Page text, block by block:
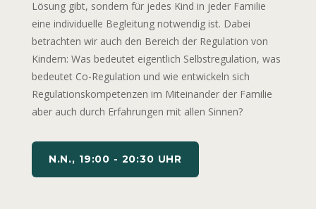
Lösung gibt, sondern für jedes Kind in jeder Familie
eine individuelle Begleitung notwendig ist. Dabei
betrachten wir auch den Bereich der Regulation von
Kindern: Was bedeutet eigentlich Selbstregulation, was
bedeutet Co-Regulation und wie entwickeln sich
Regulationskompetenzen im Miteinander der Familie
aber auch durch Erfahrungen mit allen Sinnen?
N.N., 19:00 - 20:30 UHR